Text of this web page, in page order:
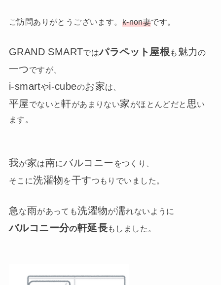
ご訪問ありがとうございます。 k-non妻です。
GRAND SMARTではパラペット屋根 も 魅力の
一つですが、
i-smartやi-cubeのお家は、
平屋でないと軒があまりない家がほとんどだと 思い
ます。
我が家は南にバルコニー をつくり、
そこに洗濯物を干すつもりでいました。
急な雨があっても洗濯物が濡れないように
バルコニー分の軒延長もしました。